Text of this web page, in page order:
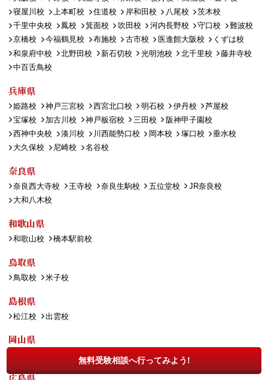
無料受験相談へ行ってみよう!
寝屋川校
上本町校 住道校 岸和田校 八尾校
茨木校
千里中央校
鳳校 箕面校 吹田校 河内長野校 守口校
難波校
京橋校
今福鶴見校 布施校 古市校 医進館大阪校
くずは校
和泉府中校
北野田校 新石切校 光明池校 北千里校
藤井寺校
中百舌鳥校
兵庫県
姫路校 神戸三宮校 西宮北口校 明石校 伊丹校
芦屋校
宝塚校
加古川校 神戸板宿校 三田校
阪神甲子園校
西神中央校
湊川校 川西能勢口校 岡本校 塚口校
垂水校
大久保校
尼崎校 名谷校
奈良県
奈良西大寺校 王寺校 奈良生駒校 五位堂校
JR奈良校
大和八木校
和歌山県
和歌山校 橋本駅前校
鳥取県
鳥取校 米子校
島根県
松江校 出雲校
岡山県
岡山駅前校 倉敷校